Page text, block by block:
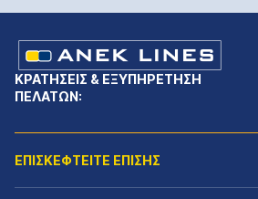
ΚΡΑΤΗΣΕΙΣ & ΕΞΥΠΗΡΕΤΗΣΗ
ΠΕΛΑΤΩΝ:
ΕΠΙΣΚΕΦΤΕΙΤΕ ΕΠΙΣΗΣ